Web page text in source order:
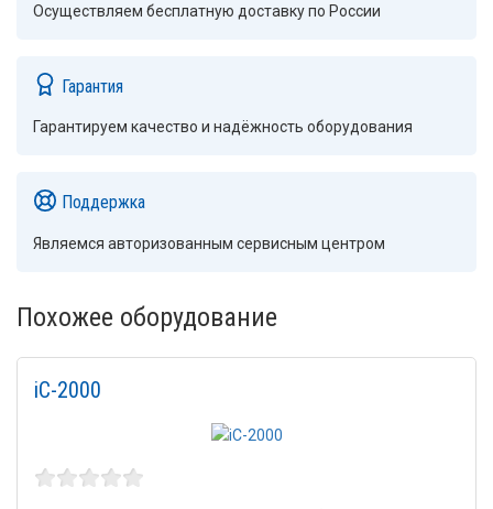
Осуществляем бесплатную доставку по России
Гарантия
Гарантируем качество и надёжность оборудования
Поддержка
Являемся авторизованным сервисным центром
Похожее оборудование
iC-2000